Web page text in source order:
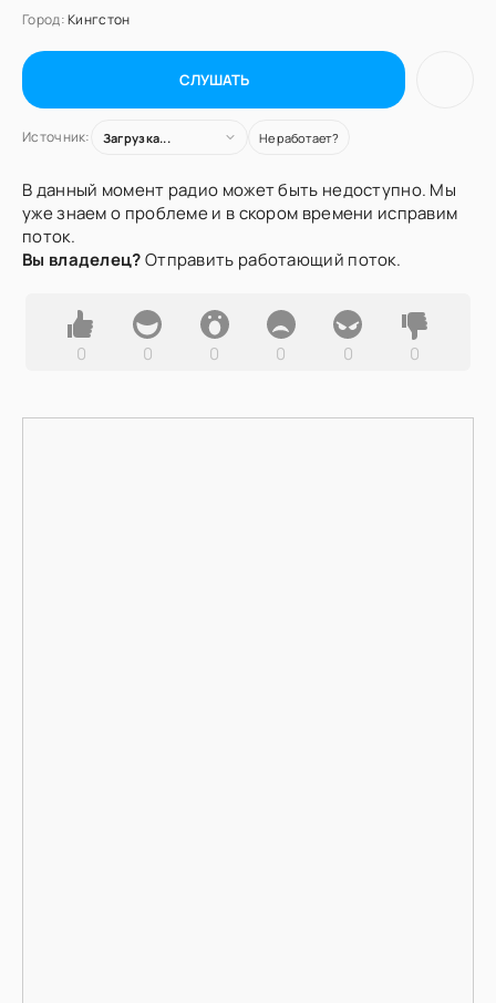
Город:Кингстон
СЛУШАТЬ
Источник: Загрузка... Не работает?
В данный момент радио может быть недоступно. Мы
уже знаем о проблеме и в скором времени исправим
поток.
Вы владелец?Отправить работающий поток.
0 0 0 0 0 0